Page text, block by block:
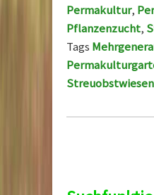
Permakultur,
Pflanzenzucht,
Tags
Streuobstwiesen